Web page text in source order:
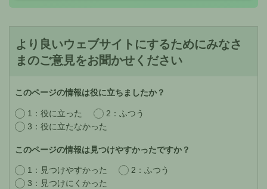
より良いウェブサイトにするためにみなさ
まのご意見をお聞かせください
このページの情報は役に立ちましたか？
1：役に立った
2：ふつう
3：役に立たなかった
このページの情報は見つけやすかったですか？
1：見つけやすかった
2：ふつう
3：見つけにくかった